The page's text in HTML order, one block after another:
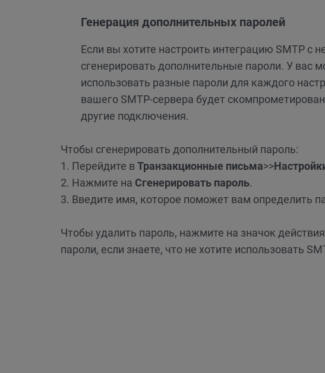
Генерация дополнительных паролей
Если вы хотите настроить интеграцию SMTP
сгенерировать дополнительные пароли. У вас
использовать разные пароли для каждого
вашего SMTP-сервера будет
другие подключения.
Чтобы сгенерировать дополнительный пароль:
1. Перейдите вТранзакционные письма>>
2. Нажмите на Сгенерировать пароль.
3. Введите имя, которое поможет вам определить
Чтобы удалить пароль, нажмите на значок
пароли, если знаете, что не хотите использовать